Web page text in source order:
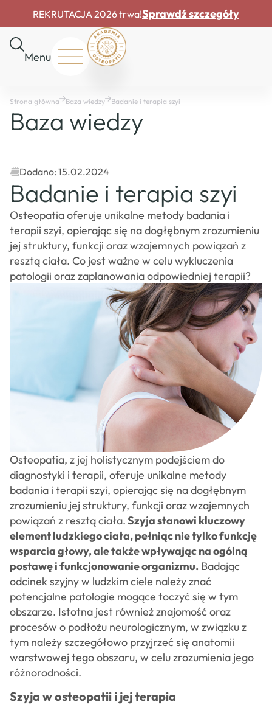
REKRUTACJA 2026 trwa!Sprawdź szczegóły
O
nas
otwarte
Dofinansowania
Master
Course
Baza
wiedzy
Mapa
osteopatów
Menu
Strona główna Baza wiedzy Badanie i terapia szyi
Baza wiedzy
Dodano: 15.02.2024
Badanie i terapia szyi
Osteopatia oferuje unikalne metody badania i
terapii szyi, opierając się na dogłębnym zrozumieniu
jej struktury, funkcji oraz wzajemnych powiązań z
resztą ciała. Co jest ważne w celu wykluczenia
patologii oraz zaplanowania odpowiedniej terapii?
Osteopatia, z jej holistycznym podejściem do
diagnostyki i terapii, oferuje unikalne metody
badania i terapii szyi, opierając się na dogłębnym
zrozumieniu jej struktury, funkcji oraz wzajemnych
powiązań z resztą ciała.Szyja stanowi kluczowy
element ludzkiego ciała, pełniąc nie tylko funkcję
wsparcia głowy, ale także wpływając na ogólną
postawę i funkcjonowanie organizmu. Badając
odcinek szyjny w ludzkim ciele należy znać
potencjalne patologie mogące toczyć się w tym
obszarze. Istotna jest również znajomość oraz
procesów o podłożu neurologicznym, w związku z
tym należy szczegółowo przyjrzeć się anatomii
warstwowej tego obszaru, w celu zrozumienia jego
różnorodności.
Szyja w osteopatii i jej terapia